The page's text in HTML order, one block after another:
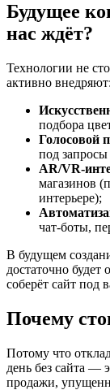
Будущее
нас ждёт?
Технологии не
активно внедряют:
подбора
Голосовой
под
AR/VR-
магазинов
интерьере);
чат-боты,
В будущем
достаточно будет
соберёт сайт под
Почему
Потому что
день без сайта —
продажи,